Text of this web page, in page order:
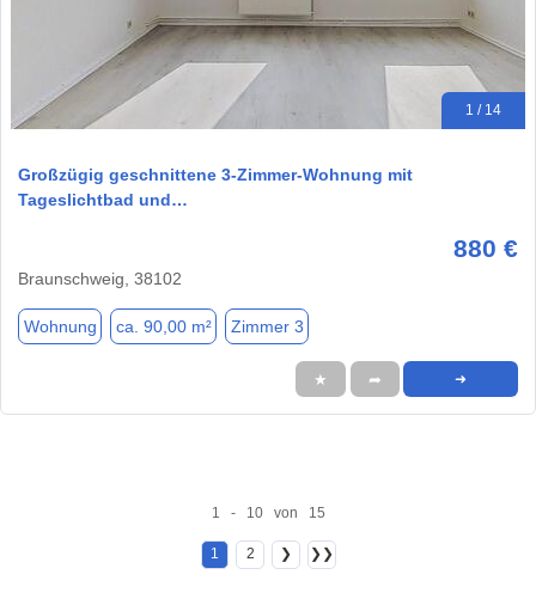
1 / 14
Großzügig geschnittene 3-Zimmer-Wohnung mit
Tageslichtbad und…
880 €
Braunschweig, 38102
Wohnung ca. 90,00 m² Zimmer 3
★ ➦ ➜
1 - 10 von 15
1 2 ❯ ❯❯